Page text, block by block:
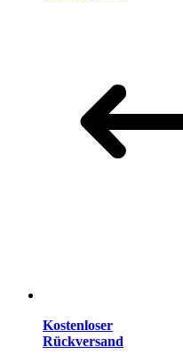
Kostenloser
Rückversand